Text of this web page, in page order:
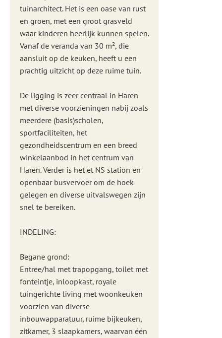
tuinarchitect. Het is een oase van rust
en groen, met een groot grasveld
waar kinderen heerlijk kunnen spelen.
Vanaf de veranda van 30 m², die
aansluit op de keuken, heeft u een
prachtig uitzicht op deze ruime tuin.
De ligging is zeer centraal in Haren
met diverse voorzieningen nabij zoals
meerdere (basis)scholen,
sportfaciliteiten, het
gezondheidscentrum en een breed
winkelaanbod in het centrum van
Haren. Verder is het et NS station en
openbaar busvervoer om de hoek
gelegen en diverse uitvalswegen zijn
snel te bereiken.
INDELING:
Begane grond:
Entree/hal met trapopgang, toilet met
fonteintje, inloopkast, royale
tuingerichte living met woonkeuken
voorzien van diverse
inbouwapparatuur, ruime bijkeuken,
zitkamer, 3 slaapkamers, waarvan één